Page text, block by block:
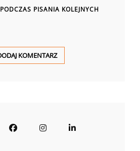
PISANIA KOLEJNYCH
FacebookInstagramLinkedIn